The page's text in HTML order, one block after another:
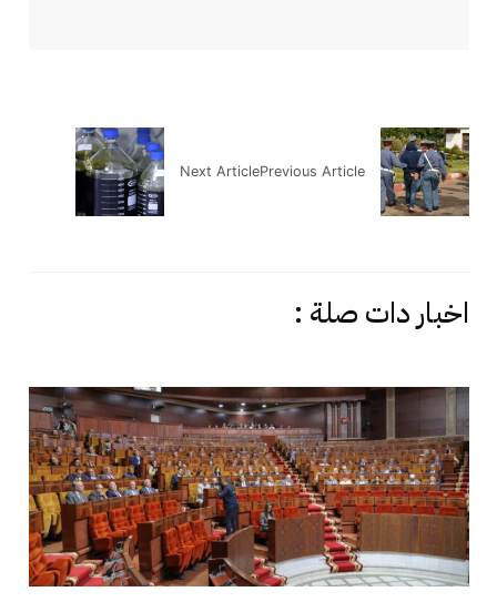
Previous Article
Next Article
اخبار دات صلة :